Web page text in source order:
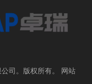
司。版权所有。 网站